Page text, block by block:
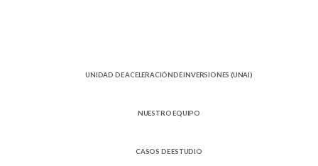
UNIDAD DE ACELERACIÓNDE INVERSIONES (UNAI)
NUESTRO EQUIPO
CASOS DE ESTUDIO